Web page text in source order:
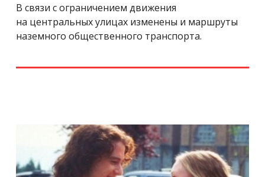
В связи с ограничением движения
на центральных улицах изменены и маршруты
наземного общественного транспорта.